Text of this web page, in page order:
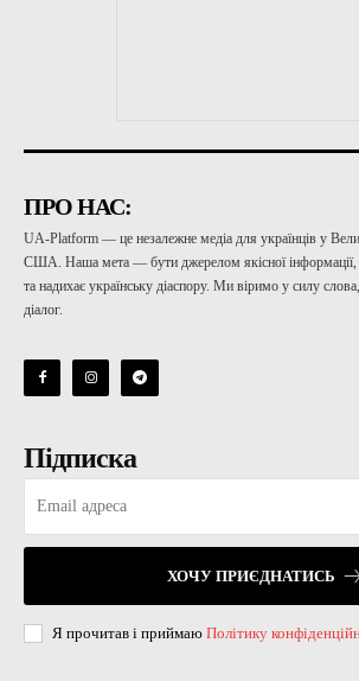
ПРО НАС:
UA-Platform — це незалежне медіа для українців у
США. Наша мета — бути джерелом якісної інформації,
та надихає українську діаспору. Ми віримо у силу слова,
діалог.
Підписка
ХОЧУ ПРИЄДНАТИСЬ
Я прочитав і приймаю Політику